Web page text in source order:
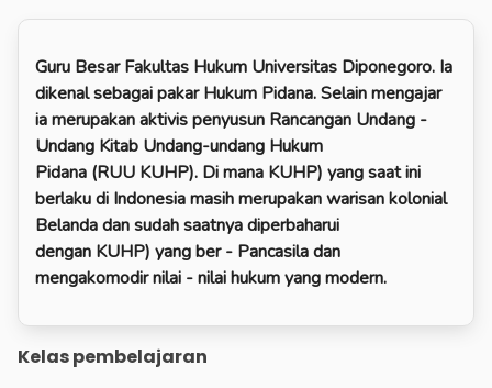
Guru BesarFakultas Hukum Universitas Diponegoro. Ia
dikenal sebagai pakar Hukum Pidana. Selain mengajar
ia merupakan aktivis penyusun Rancangan Undang -
Undang Kitab Undang-undang Hukum
Pidana (RUU KUHP). Di mana KUHP) yang saat ini
berlaku di Indonesia masih merupakan warisan kolonial
Belanda dan sudah saatnya diperbaharui
dengan KUHP) yang ber - Pancasiladan
mengakomodir nilai - nilai hukum yang modern.
Kelas pembelajaran